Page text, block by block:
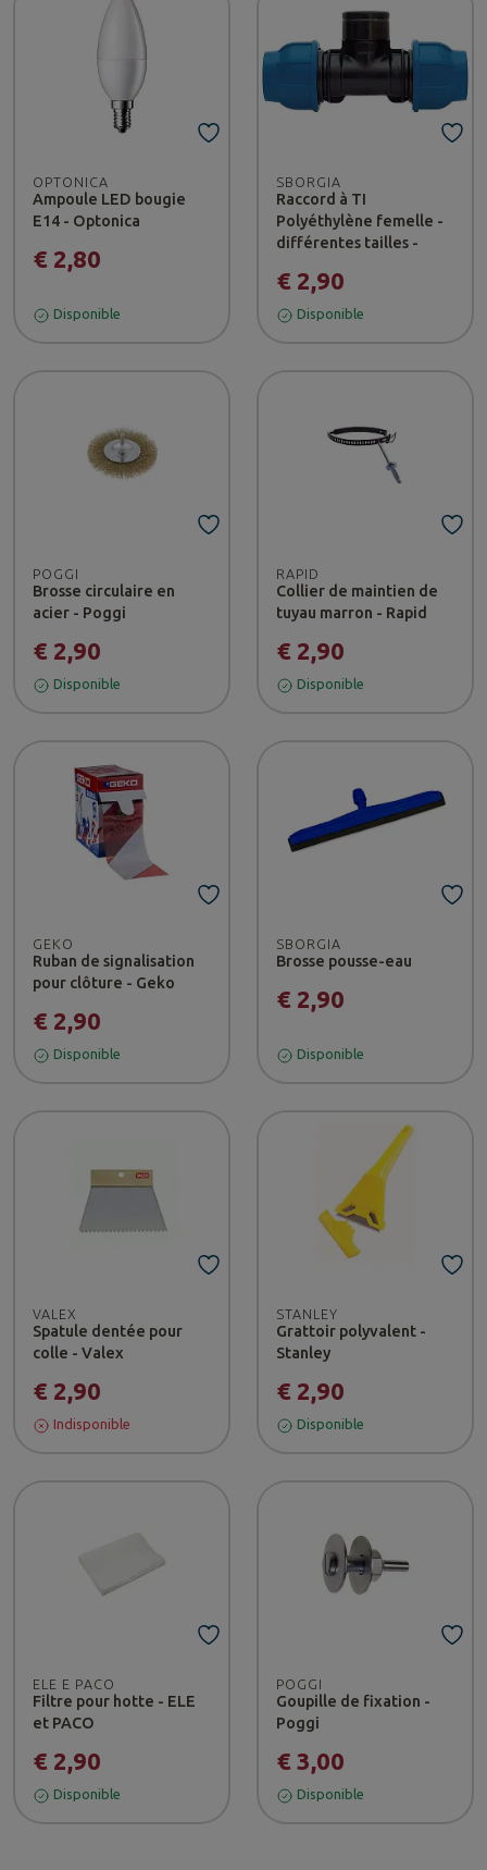
OPTONICA
Ampoule LED bougie
E14 - Optonica
€ 2,80
Disponible
SBORGIA
Raccord à TI
Polyéthylène femelle -
différentes tailles -
€ 2,90
Disponible
POGGI
Brosse circulaire en
acier - Poggi
€ 2,90
Disponible
RAPID
Collier de maintien de
tuyau marron - Rapid
€ 2,90
Disponible
GEKO
Ruban de signalisation
pour clôture - Geko
€ 2,90
Disponible
SBORGIA
Brosse pousse-eau
€ 2,90
Disponible
VALEX
Spatule dentée pour
colle - Valex
€ 2,90
Indisponible
STANLEY
Grattoir polyvalent -
Stanley
€ 2,90
Disponible
ELE E PACO
Filtre pour hotte - ELE
et PACO
€ 2,90
Disponible
POGGI
Goupille de fixation -
Poggi
€ 3,00
Disponible